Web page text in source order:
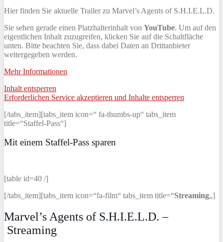
Hier finden Sie aktuelle Trailer zu Marvel’s Agents of S.H.I.E.L.D.
Sie sehen gerade einen Platzhalterinhalt von YouTube. Um auf den
eigentlichen Inhalt zuzugreifen, klicken Sie auf die Schaltfläche
unten. Bitte beachten Sie, dass dabei Daten an Drittanbieter
weitergegeben werden.
Mehr Informationen
Inhalt entsperren
Erforderlichen Service akzeptieren und Inhalte entsperren
[/tabs_item][tabs_item icon=“ fa-thumbs-up“ tabs_item
title=“Staffel-Pass“]
Mit einem Staffel-Pass sparen
[table id=40 /]
[/tabs_item][tabs_item icon=“fa-film“ tabs_item title=“Streaming„]
Marvel’s Agents of S.H.I.E.L.D. –
Streaming